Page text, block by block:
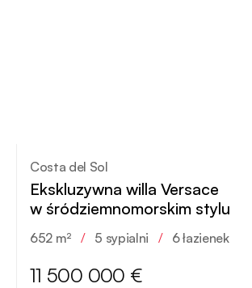
Costa del Sol
Ekskluzywna willa Versace
w śródziemnomorskim stylu
652 m² / 5 sypialni / 6 łazienek
11 500 000 €